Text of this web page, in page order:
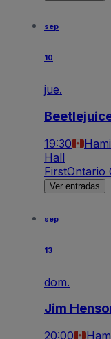
sep
10
jue.
19:30
Hall
FirstOntario
Ver entradas
sep
13
dom.
Jim
20:00